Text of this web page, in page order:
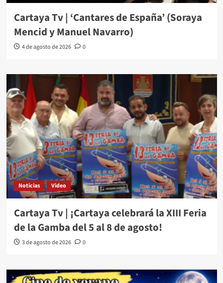
Cartaya Tv | ‘Cantares de España’ (Soraya
Mencid y Manuel Navarro)
4 de agosto de 2026 0
Noticias Video
Cartaya Tv | ¡Cartaya celebrará la XIII Feria
de la Gamba del 5 al 8 de agosto!
3 de agosto de 2026 0